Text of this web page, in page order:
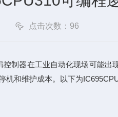
点击次数：96
器在工业自动化现场可能出现
机和维护成本。以下为